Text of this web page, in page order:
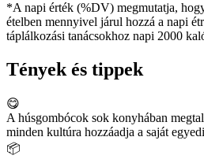
*A napi érték (%DV) megmutatja,
ételben mennyivel járul hozzá a napi
táplálkozási tanácsokhoz napi 2000
Tények és tippek
😋
A húsgombócok sok konyhában
minden kultúra hozzáadja a saját
📦